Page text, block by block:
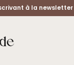
à la newsletter